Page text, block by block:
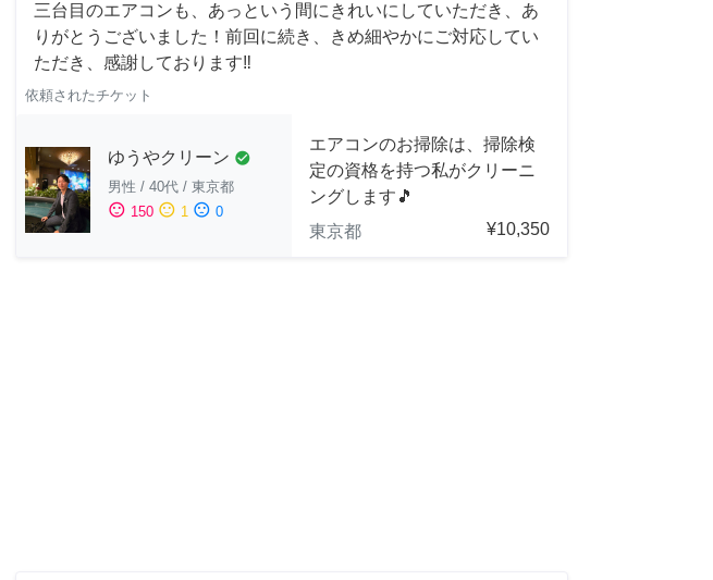
三台目のエアコンも、あっという間にきれいにしていただき、あ
りがとうございました！前回に続き、きめ細やかにご対応してい
ただき、感謝しております‼️
依頼されたチケット
ゆうやクリーン check_circle
男性 / 40代 / 東京都
sentiment_satisfied 150 sentiment_neutral 1 sentiment_dissatisfied 0
エアコンのお掃除は、掃除検
定の資格を持つ私がクリーニ
ングします🎵
東京都
¥10,350